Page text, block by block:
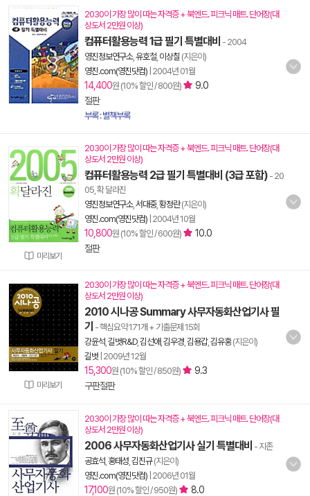
2030이 가장 많이 따는 자격증 + 북엔드. 피크닉 매트. 단어장(대
상도서 2만원 이상)
컴퓨터활용능력 1급 필기 특별대비 - 2004
영진정보연구소, 유호철 이상칠 (지은이)
영진.com(영진닷컴) 2004년 01월
14,400원 (10% 할인 / 800원)
9.0
절판
부록 : 별책부록
미리보기
2030이 가장 많이 따는 자격증 + 북엔드. 피크닉 매트. 단어장(대
상도서 2만원 이상)
컴퓨터활용능력 2급 필기 특별대비 (3급 포함) - 20
05, 확 달라진
영진정보연구소, 서대중, 황정란(지은이)
영진.com(영진닷컴) 2004년 10월
10,800원 (10% 할인 / 600원)
10.0
절판
미리보기
2030이 가장 많이 따는 자격증 + 북엔드. 피크닉 매트. 단어장(대
상도서 2만원 이상)
2010 시나공 Summary 사무자동화산업기사 필
기 - 핵심요약 171개 + 기출문제 15회
강윤석 길벗R&D, 김선애 김우경 김용갑, 김유홍(지은이)
길벗 2009년 12월
15,300원 (10% 할인 / 850원)
9.3
구판절판
2030이 가장 많이 따는 자격증 + 북엔드. 피크닉 매트. 단어장(대
상도서 2만원 이상)
2006 사무자동화산업기사 실기 특별대비 - 지존
공효석 홍태성 김진규(지은이)
영진.com(영진닷컴) 2006년 01월
17,100원 (10% 할인 / 950원)
8.0